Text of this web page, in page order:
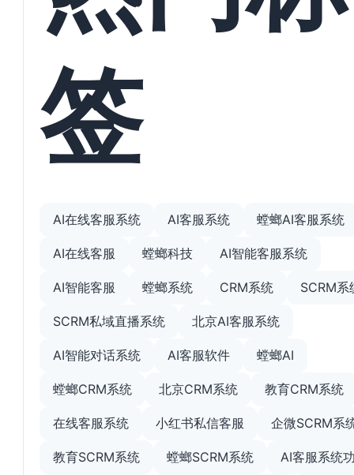
签
AI在线客服系统 AI客服系统 螳螂AI客服系统
AI在线客服 螳螂科技 AI智能客服系统
AI智能客服 螳螂系统 CRM系统 SCRM系
SCRM私域直播系统 北京AI客服系统
AI智能对话系统 AI客服软件 螳螂AI
螳螂CRM系统 北京CRM系统 教育CRM系统
在线客服系统 小红书私信客服 企微SCRM系
教育SCRM系统 螳螂SCRM系统 AI客服系统